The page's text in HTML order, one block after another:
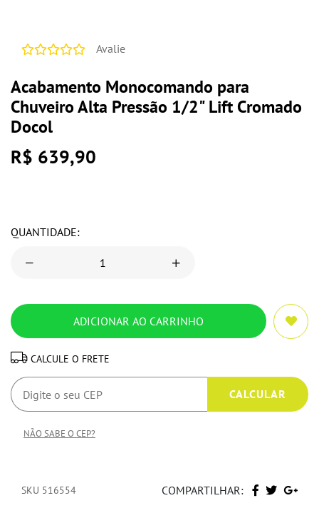
Avalie
Acabamento Monocomando para
Chuveiro Alta Pressão 1/2" Lift Cromado
Docol
R$ 639,90
QUANTIDADE:
CALCULE O FRETE
NÃO SABE O CEP?
SKU 516554 COMPARTILHAR: